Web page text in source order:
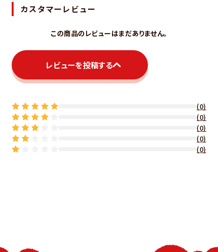
カスタマーレビュー
この商品のレビューはまだありません。
レビューを投稿する
(0)
(0)
(0)
(0)
(0)